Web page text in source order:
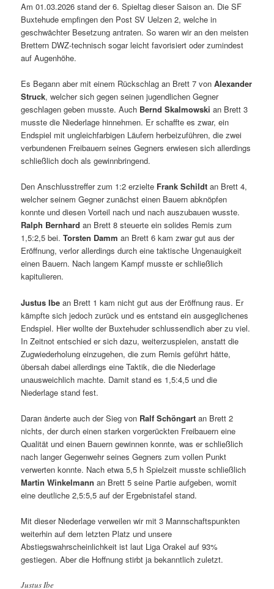
Am 01.03.2026 stand der 6. Spieltag dieser Saison an. Die SF
Buxtehude empfingen den Post SV Uelzen 2, welche in
geschwächter Besetzung antraten. So waren wir an den meisten
Brettern DWZ-technisch sogar leicht favorisiert oder zumindest
auf Augenhöhe.
Es Begann aber mit einem Rückschlag an Brett 7 vonAlexander
Struck, welcher sich gegen seinen jugendlichen Gegner
geschlagen geben musste. Auch Bernd Skalmowski an Brett 3
musste die Niederlage hinnehmen. Er schaffte es zwar, ein
Endspiel mit ungleichfarbigen Läufern herbeizuführen, die zwei
verbundenen Freibauern seines Gegners erwiesen sich allerdings
schließlich doch als gewinnbringend.
Den Anschlusstreffer zum 1:2 erzielte Frank Schildt an Brett 4,
welcher seinem Gegner zunächst einen Bauern abknöpfen
konnte und diesen Vorteil nach und nach auszubauen wusste.
Ralph Bernhard an Brett 8 steuerte ein solides Remis zum
1,5:2,5 bei.Torsten Damm an Brett 6 kam zwar gut aus der
Eröffnung, verlor allerdings durch eine taktische Ungenauigkeit
einen Bauern. Nach langem Kampf musste er schließlich
kapitulieren.
Justus Ibe an Brett 1 kam nicht gut aus der Eröffnung raus. Er
kämpfte sich jedoch zurück und es entstand ein ausgeglichenes
Endspiel. Hier wollte der Buxtehuder schlussendlich aber zu viel.
In Zeitnot entschied er sich dazu, weiterzuspielen, anstatt die
Zugwiederholung einzugehen, die zum Remis geführt hätte,
übersah dabei allerdings eine Taktik, die die Niederlage
unausweichlich machte. Damit stand es 1,5:4,5 und die
Niederlage stand fest.
Daran änderte auch der Sieg von Ralf Schöngart an Brett 2
nichts, der durch einen starken vorgerückten Freibauern eine
Qualität und einen Bauern gewinnen konnte, was er schließlich
nach langer Gegenwehr seines Gegners zum vollen Punkt
verwerten konnte. Nach etwa 5,5 h Spielzeit musste schließlich
Martin Winkelmann an Brett 5 seine Partie aufgeben, womit
eine deutliche 2,5:5,5 auf der Ergebnistafel stand.
Mit dieser Niederlage verweilen wir mit 3 Mannschaftspunkten
weiterhin auf dem letzten Platz und unsere
Abstiegswahrscheinlichkeit ist laut Liga Orakel auf 93%
gestiegen. Aber die Hoffnung stirbt ja bekanntlich zuletzt.
Justus Ibe